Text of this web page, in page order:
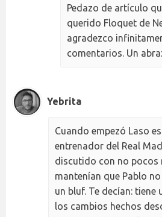
Pedazo de artículo
querido Floquet de
agradezco
comentarios. Un
Yebrita
Cuando empezó Laso
entrenador del Real
discutido con no pocos
mantenían que Pablo
un bluf. Te decían: tiene
los cambios hechos